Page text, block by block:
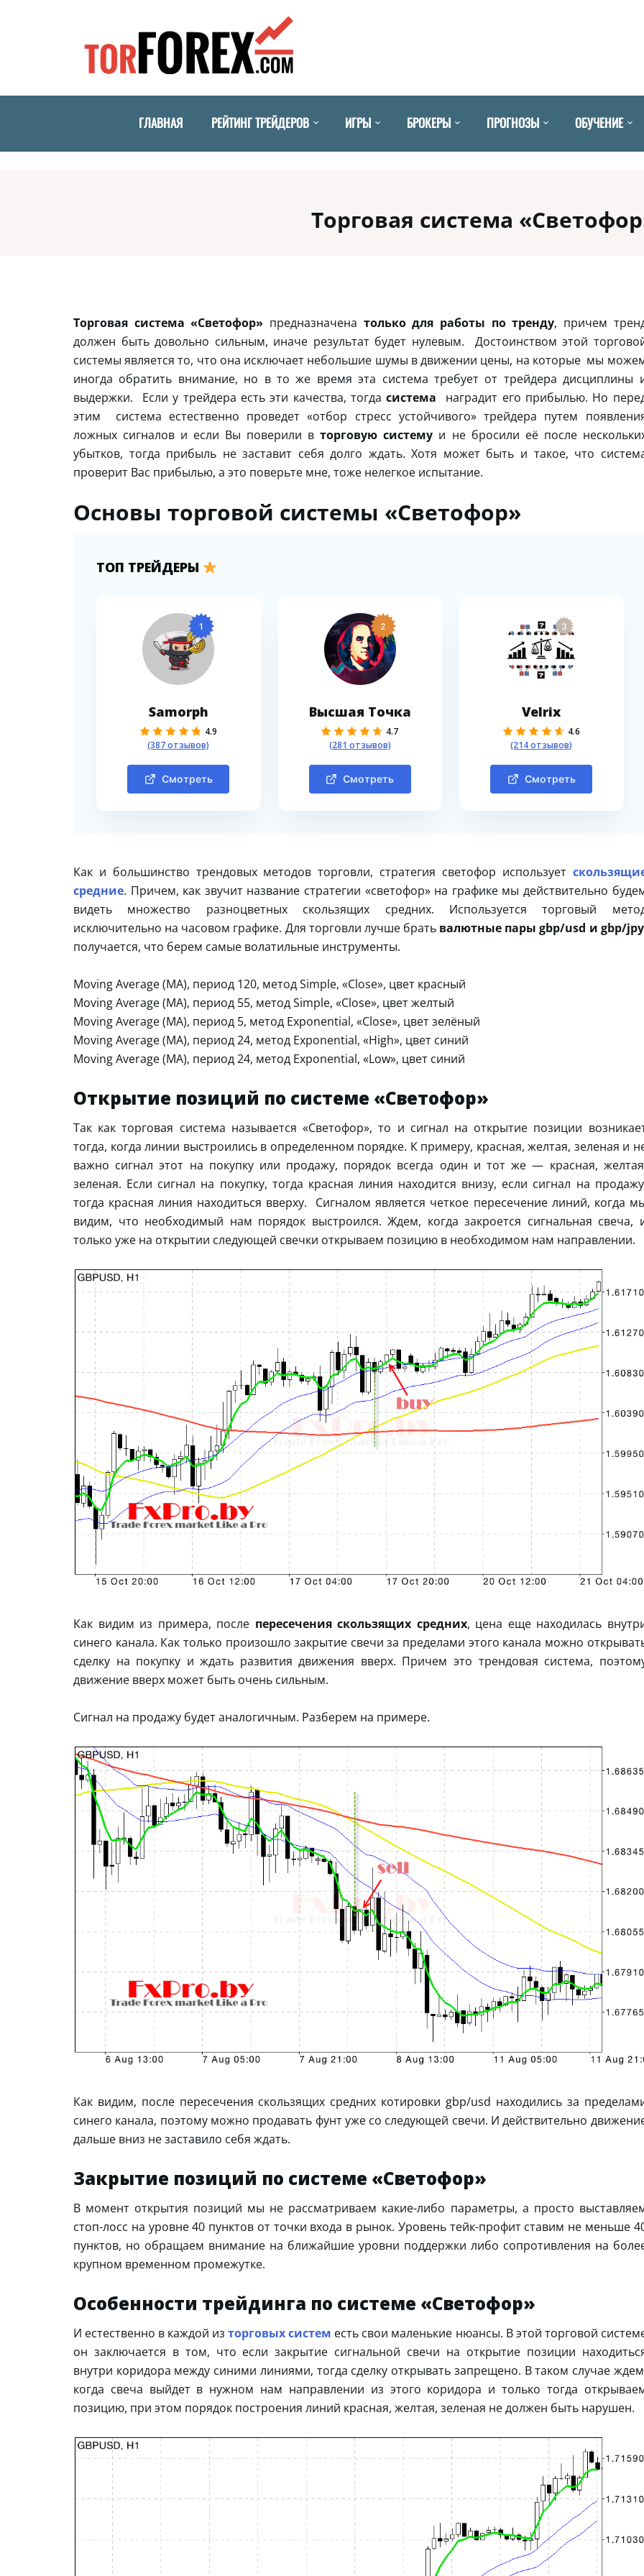
ГЛАВНАЯ РЕЙТИНГ ТРЕЙДЕРОВ ИГРЫ БРОКЕРЫ ПРОГНОЗЫ ОБУЧЕНИЕ
Торговая система
Торговая система «Светофор» предназначена только для работы по тренду, причем
должен быть довольно сильным, иначе результат будет нулевым. Достоинством этой
системы является то, что она исключает небольшие шумы в движении цены, на которые мы
иногда обратить внимание, но в то же время эта система требует от трейдера дисциплины
выдержки. Если у трейдера есть эти качества, тогдасистема
наградит его прибылью. Но
этим система естественно проведет «отбор стресс устойчивого» трейдера путем
ложных сигналов и если Вы поверили вторговую систему и не бросили её после
убытков, тогда прибыль не заставит себя долго ждать. Хотя может быть и такое, что
проверит Вас прибылью, а это поверьте мне, тоже нелегкое испытание.
Основы торговой системы «Светофор»
ТОП ТРЕЙДЕРЫ
1
Samorph
4.9
(387 отзывов)
Смотреть
2
Высшая Точка
4.7
(281 отзывов)
Смотреть
3
Velrix
4.6
(214 отзывов)
Смотреть
Как и большинство трендовых методов торговли, стратегия светофор использует
средние. Причем, как звучит название стратегии «светофор» на графике мы действительно
видеть множество разноцветных скользящих средних. Используется торговый
исключительно на часовом графике. Для торговли лучше брать валютные пары gbp/usd и gbp/jpy
получается, что берем самые волатильные инструменты.
Moving Average (MA), период 120, метод Simple, «Close», цвет красный
Moving Average (MA), период 55, метод Simple, «Close», цвет желтый
Moving Average (MA), период 5, метод Exponential, «Close», цвет зелёный
Moving Average (MA), период 24, метод Exponential, «High», цвет синий
Moving Average (MA), период 24, метод Exponential, «Low», цвет синий
Открытие позиций по системе «Светофор»
Так как торговая система называется «Светофор», то и сигнал на открытие позиции
тогда, когда линии выстроились в определенном порядке. К примеру, красная, желтая, зеленая и
важно сигнал этот на покупку или продажу, порядок всегда один и тот же — красная,
зеленая. Если сигнал на покупку, тогда красная линия находится внизу, если сигнал на
тогда красная линия находиться вверху. Сигналом является четкое пересечение линий, когда
видим, что необходимый нам порядок выстроился. Ждем, когда закроется сигнальная свеча,
только уже на открытии следующей свечки открываем позицию в необходимом нам направлении.
Как видим из примера, после пересечения скользящих средних, цена еще находилась
синего канала. Как только произошло закрытие свечи за пределами этого канала можно
сделку на покупку и ждать развития движения вверх. Причем это трендовая система,
движение вверх может быть очень сильным.
Сигнал на продажу будет аналогичным. Разберем на примере.
Как видим, после пересечения скользящих средних котировки gbp/usd находились за
синего канала, поэтому можно продавать фунт уже со следующей свечи. И действительно
дальше вниз не заставило себя ждать.
Закрытие позиций по системе «Светофор»
В момент открытия позиций мы не рассматриваем какие-либо параметры, а просто
стоп-лосс на уровне 40 пунктов от точки входа в рынок. Уровень тейк-профит ставим не меньше
пунктов, но обращаем внимание на ближайшие уровни поддержки либо сопротивления на
крупном временном промежутке.
Особенности трейдинга по системе «Светофор»
И естественно в каждой изторговых систем есть свои маленькие нюансы. В этой торговой
он заключается в том, что если закрытие сигнальной свечи на открытие позиции
внутри коридора между синими линиями, тогда сделку открывать запрещено. В таком случае
когда свеча выйдет в нужном нам направлении из этого коридора и только тогда
позицию, при этом порядок построения линий красная, желтая, зеленая не должен быть нарушен.